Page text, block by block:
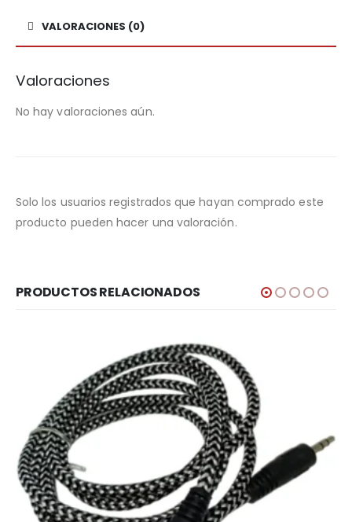
VALORACIONES (0)
Valoraciones
No hay valoraciones aún.
Solo los usuarios registrados que hayan comprado este
producto pueden hacer una valoración.
PRODUCTOS RELACIONADOS